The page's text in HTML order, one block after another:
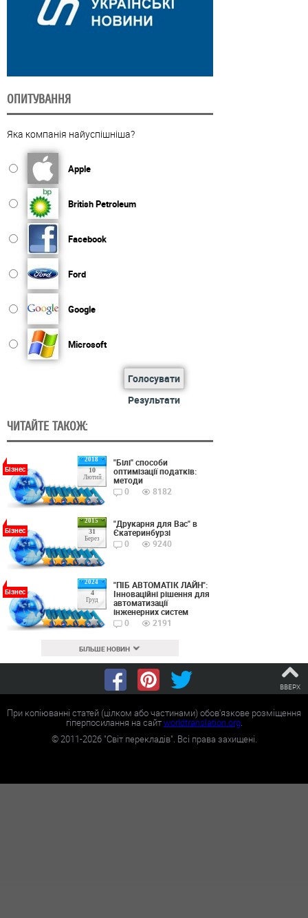
ОПИТУВАННЯ
Яка компанія найуспішніша?
Apple
British Petroleum
Facebook
Ford
Google
Microsoft
Голосувати
Результати
ЧИТАЙТЕ ТАКОЖ:
2018
10
Лютий
Бізнес
"Білі" способи
оптимізації податків:
методи
0
8182
2015
31
Берез
Бізнес
"Друкарня для Вас" в
Єкатеринбурзі
0
9240
2024
4
Груд
Бізнес
"ПІБ АВТОМАТІК ЛАЙН":
Інноваційні рішення для
автоматизації
інженерних систем
0
2191
БІЛЬШЕ НОВИН
ВВЕРХ
При копіюванні статей (цілком або частинами) обов'язкове розміщення
гіперпосилання на сайтworldtranslation.org.
©2011-2026"Світ перекладів". Всі права захищені.